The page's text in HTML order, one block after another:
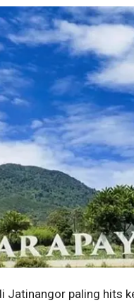
Jatinangor paling hits